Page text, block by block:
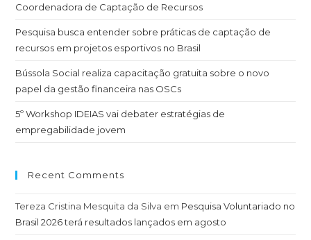
Coordenadora de Captação de Recursos
Pesquisa busca entender sobre práticas de captação de
recursos em projetos esportivos no Brasil
Bússola Social realiza capacitação gratuita sobre o novo
papel da gestão financeira nas OSCs
5º Workshop IDEIAS vai debater estratégias de
empregabilidade jovem
Recent Comments
Tereza Cristina Mesquita da Silva em Pesquisa Voluntariado no
Brasil 2026 terá resultados lançados em agosto